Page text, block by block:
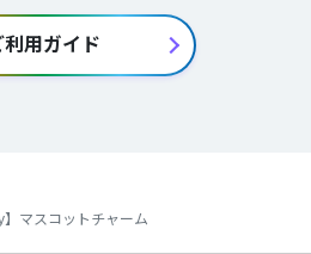
利用ガイド
】マスコットチャーム